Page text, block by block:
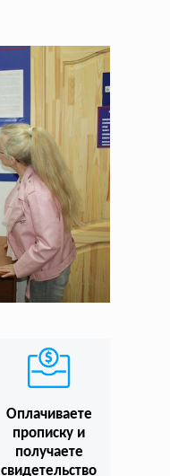
Оплачиваете
прописку и
получаете
свидетельство